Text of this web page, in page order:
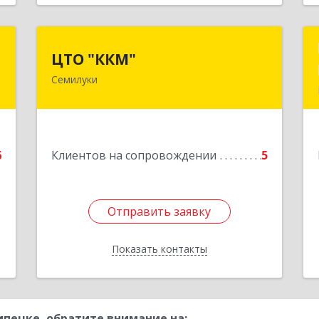
ЦТО "ККМ"
Семилуки
Клиентов на сопровождении 5
Отправить заявку
Показать контакты
Отправить заявку
Назад